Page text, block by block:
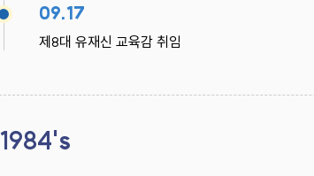
09.17
제8대 유재신 교육감 취임
1984's